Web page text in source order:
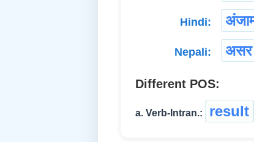
Hindi:
Nepali: असर
Different POS:
a. Verb-Intran.: result